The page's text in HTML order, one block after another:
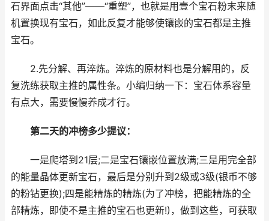
石界面点击“其他”——“重塑”，也就是用壹个宝石粉末来随
机置换现有宝石，如此反复才能够使镶嵌的宝石都是主推
宝石。
2.先分解、再淬炼。淬炼的原材料也是分解用的，反
复洗练获取主推的属性条。小编归纳一下：宝石体系容量
有点大，需要慢慢养成才行。
第二天的冲榜多少提议：
一是爬塔到21层;二是宝石镶嵌位置放满;三是用完全部
的能量晶体更新宝石，最后是分别升到2级或3级(银币不够
的粉钻更换);四是能精炼的精炼(为了冲榜，把能精炼的全
部精炼，即使不是主推的宝石也更新!)，做到这些，可获取